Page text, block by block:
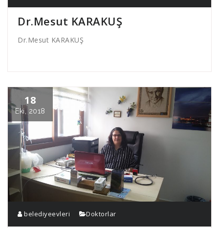
Dr.Mesut KARAKUŞ
Dr.Mesut KARAKUŞ
18
Eki, 2018
belediyeevleri Doktorlar